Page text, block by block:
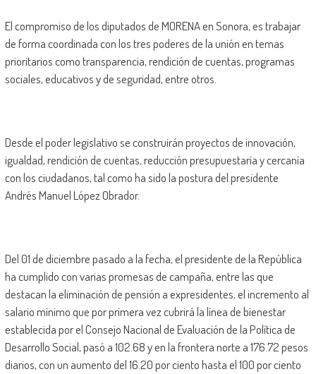
El compromiso de los diputados de MORENA en Sonora, es trabajar
de forma coordinada con los tres poderes de la unión en temas
prioritarios como transparencia, rendición de cuentas, programas
sociales, educativos y de seguridad, entre otros.
Desde el poder legislativo se construirán proyectos de innovación,
igualdad, rendición de cuentas, reducción presupuestaría y cercanía
con los ciudadanos, tal como ha sido la postura del presidente
Andrés Manuel López Obrador.
Del 01 de diciembre pasado a la fecha, el presidente de la República
ha cumplido con varias promesas de campaña, entre las que
destacan la eliminación de pensión a expresidentes, el incremento al
salario mínimo que por primera vez cubrirá la línea de bienestar
establecida por el Consejo Nacional de Evaluación de la Política de
Desarrollo Social, pasó a 102.68 y en la frontera norte a 176.72 pesos
diarios, con un aumento del 16.20 por ciento hasta el 100 por ciento